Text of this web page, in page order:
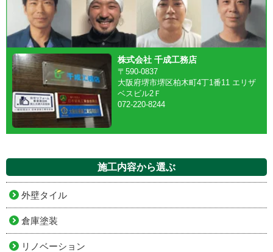
株式会社 千成工務店
〒590-0837
大阪府堺市堺区柏木町4丁1番11 エリザ
ベスビル2Ｆ
072-220-8244
施工内容から選ぶ
外壁タイル
倉庫塗装
リノベーション